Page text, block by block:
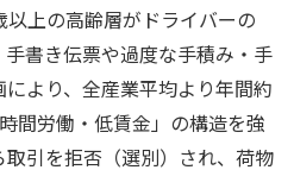
上の高齢層がドライバーの
書き伝票や過度な手積み・手
より、全産業平均より年間約
間労働・低賃金」の構造を強
引を拒否（選別）され、荷物